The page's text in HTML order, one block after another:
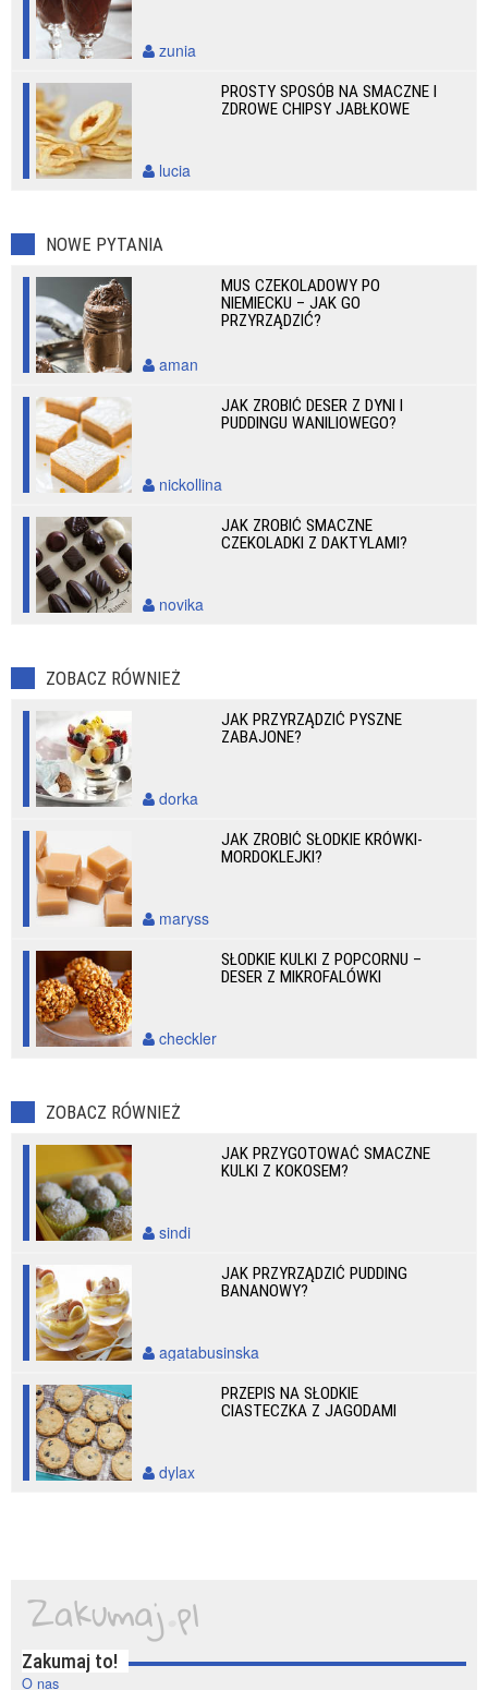
zunia
PROSTY SPOSÓB NA SMACZNE I
ZDROWE CHIPSY JABŁKOWE
lucia
NOWE PYTANIA
MUS CZEKOLADOWY PO
NIEMIECKU – JAK GO
PRZYRZĄDZIĆ?
aman
JAK ZROBIĆ DESER Z DYNI I
PUDDINGU WANILIOWEGO?
nickollina
JAK ZROBIĆ SMACZNE
CZEKOLADKI Z DAKTYLAMI?
novika
ZOBACZ RÓWNIEŻ
JAK PRZYRZĄDZIĆ PYSZNE
ZABAJONE?
dorka
JAK ZROBIĆ SŁODKIE KRÓWKI-
MORDOKLEJKI?
maryss
SŁODKIE KULKI Z POPCORNU –
DESER Z MIKROFALÓWKI
checkler
ZOBACZ RÓWNIEŻ
JAK PRZYGOTOWAĆ SMACZNE
KULKI Z KOKOSEM?
sindi
JAK PRZYRZĄDZIĆ PUDDING
BANANOWY?
agatabusinska
PRZEPIS NA SŁODKIE
CIASTECZKA Z JAGODAMI
dylax
Zakumaj to!
O nas